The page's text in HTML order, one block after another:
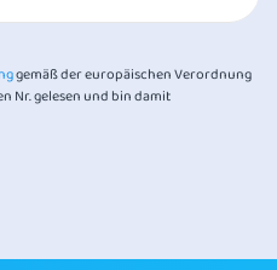
gemäß der europäischen Verordnung
Nr. gelesen und bin damit